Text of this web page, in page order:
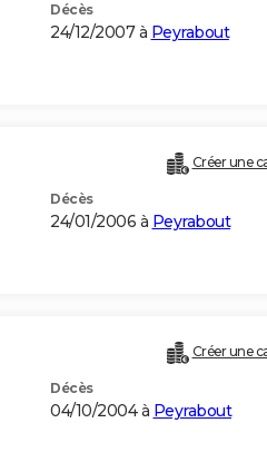
Décès
24/12/2007 à Peyrabout
Créer une
Décès
24/01/2006 à Peyrabout
Créer une
Décès
04/10/2004 à Peyrabout